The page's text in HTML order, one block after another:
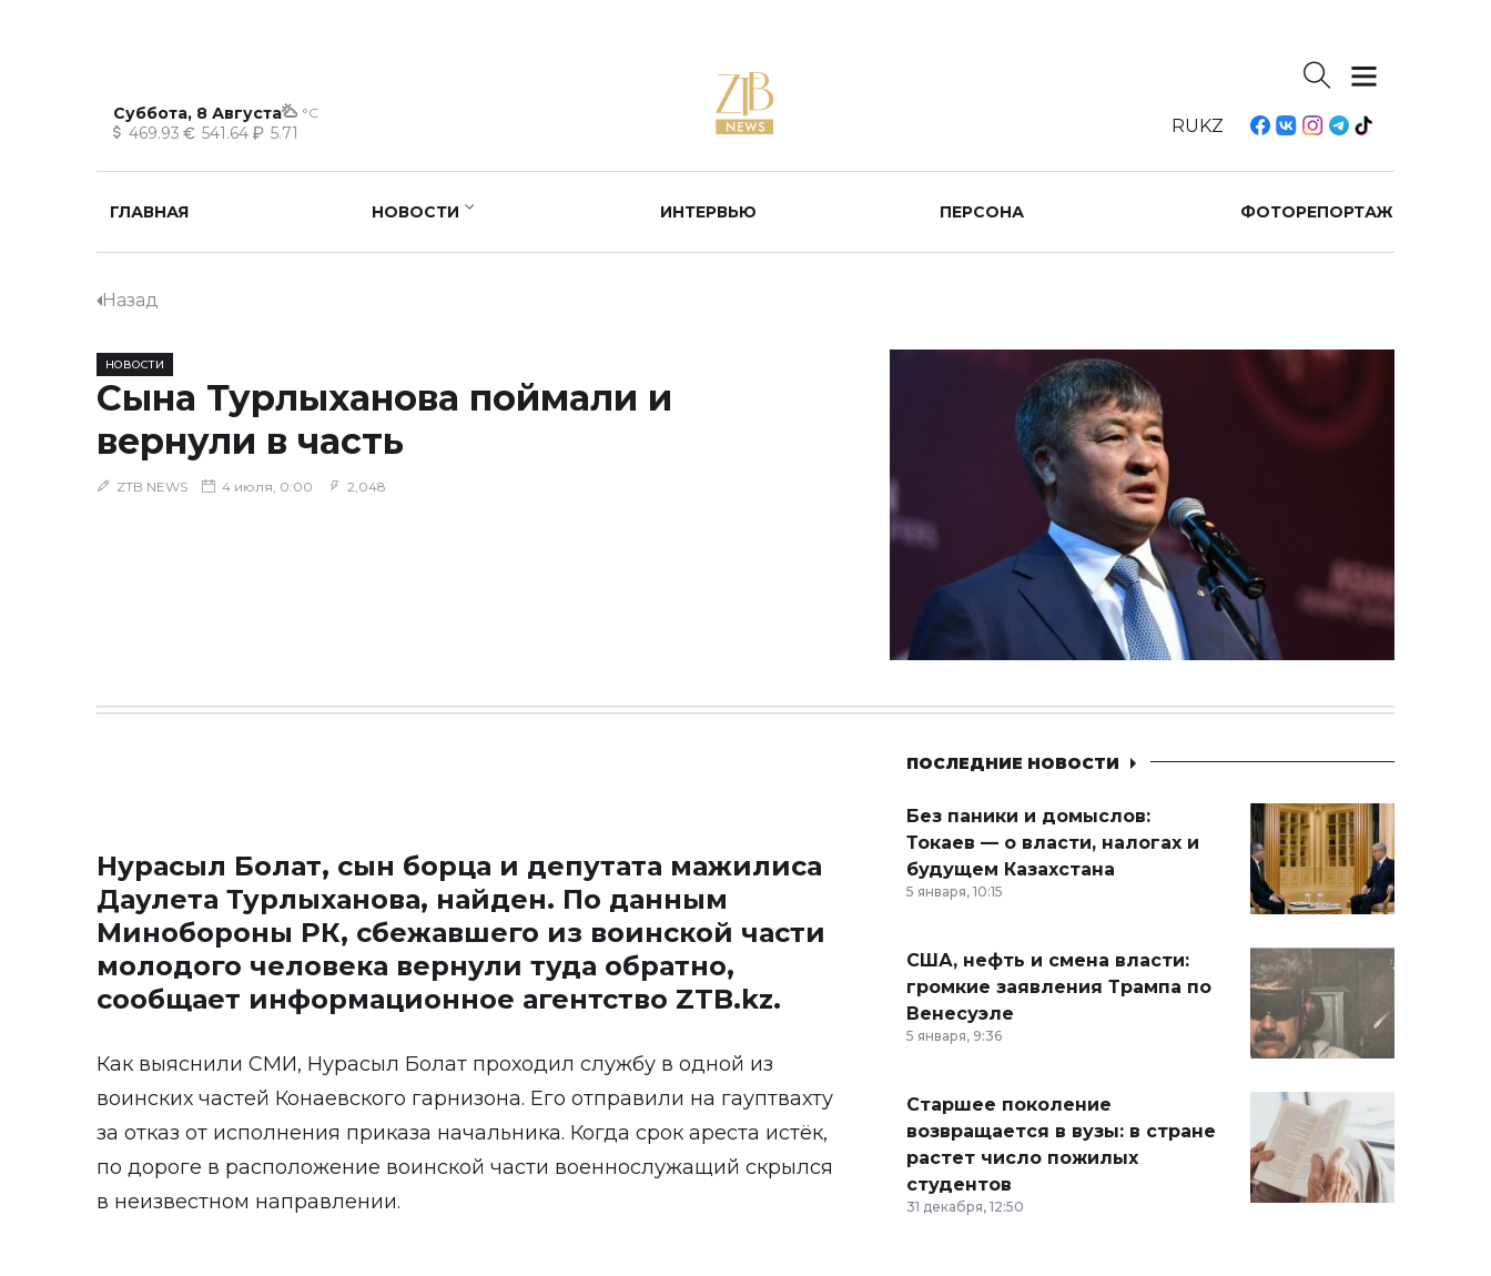
Суббота, 8 Августа °C
469.93 541.64 5.71 RUKZ
ГЛАВНАЯ НОВОСТИ ИНТЕРВЬЮ ПЕРСОНА ФОТОРЕПОРТАЖ
Назад
НОВОСТИ
Сына Турлыханова поймали и
вернули в часть
ZTB NEWS 4 июля, 0:00 2,048
Нурасыл Болат, сын борца и депутата мажилиса
Даулета Турлыханова, найден. По данным
Минобороны РК, сбежавшего из воинской части
молодого человека вернули туда обратно,
сообщает информационное агентство ZTB.kz.
Как выяснили СМИ, Нурасыл Болат проходил службу в одной из
воинских частей Конаевского гарнизона. Его отправили на гауптвахту
за отказ от исполнения приказа начальника. Когда срок ареста истёк,
по дороге в расположение воинской части военнослужащий скрылся
в неизвестном направлении.
ПОСЛЕДНИЕ НОВОСТИ
Без паники и домыслов:
Токаев — о власти, налогах и
будущем Казахстана
5 января, 10:15
США, нефть и смена власти:
громкие заявления Трампа по
Венесуэле
5 января, 9:36
Старшее поколение
возвращается в вузы: в стране
растет число пожилых
студентов
31 декабря, 12:50